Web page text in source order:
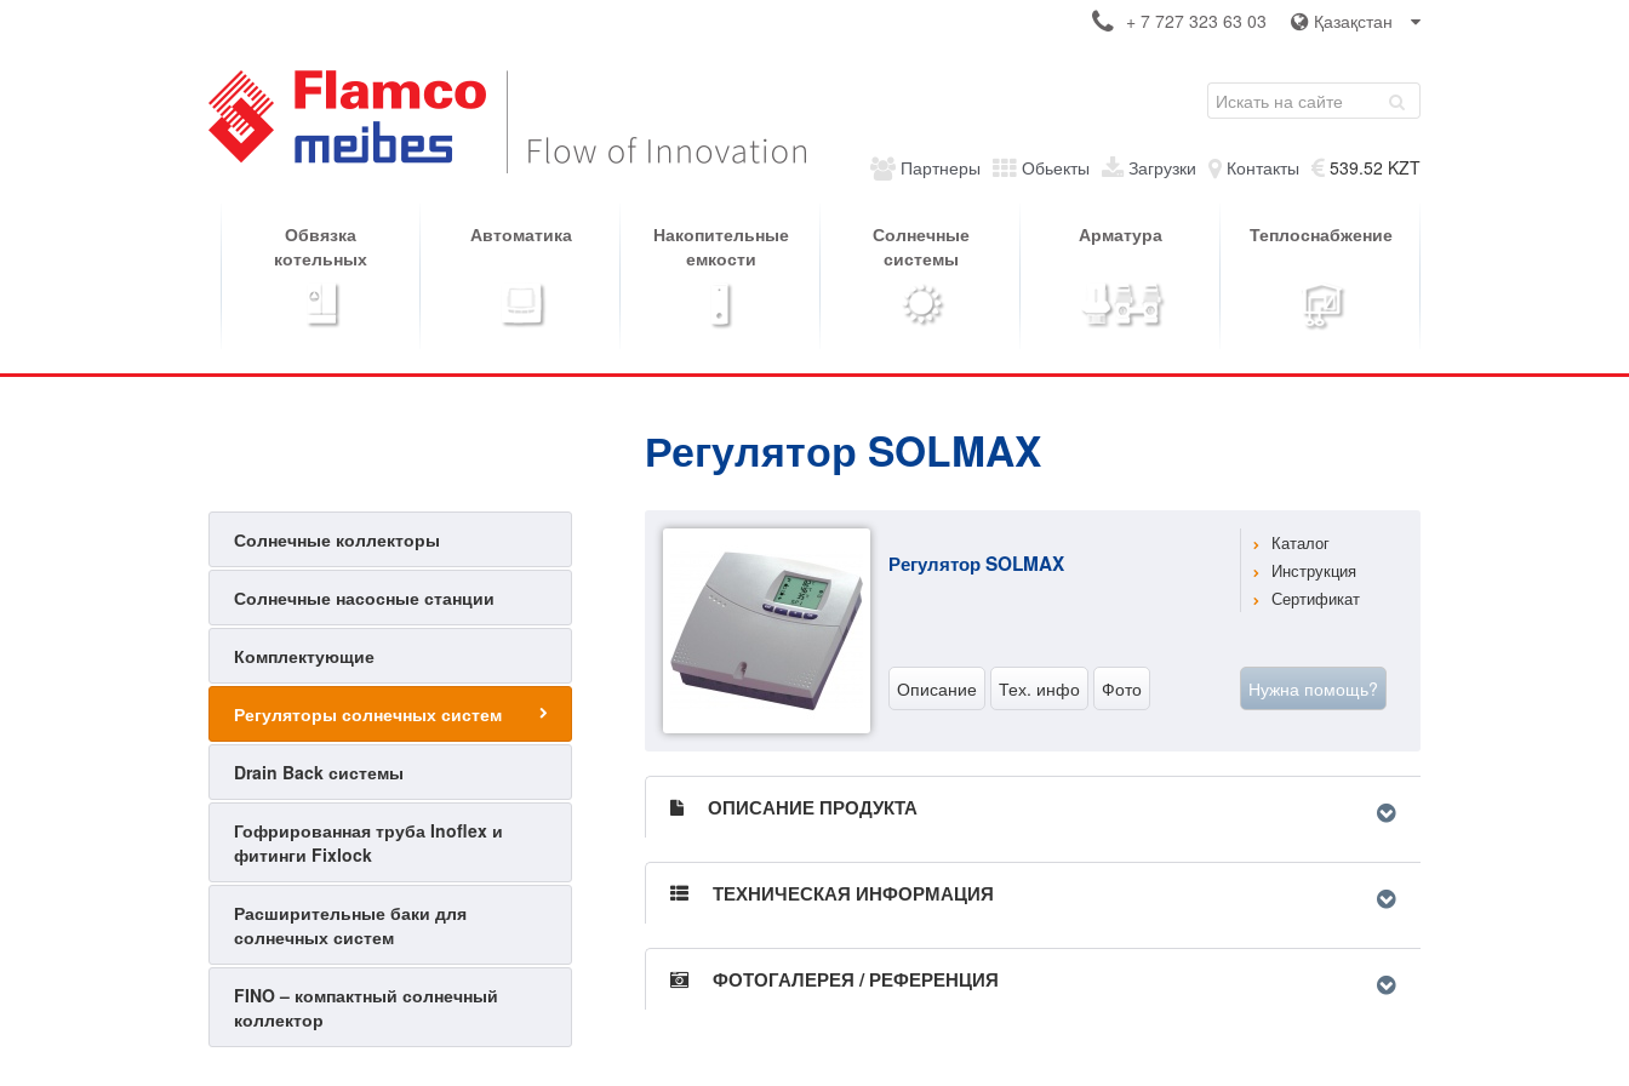
Қазақстан
+ 7 727 323 63 03
Партнеры Обьекты Загрузки Контакты 539.52 KZT
Обвязка
котельных
Автоматика
Накопительные
емкости
Солнечные
системы
Арматура Теплоснабжение
Регулятор SOLMAX
Солнечные коллекторы
Солнечные насосные станции
Комплектующие
Регуляторы солнечных систем
Drain Back системы
Гофрированная труба Inoflex и
фитинги Fixlock
Расширительные баки для
солнечных систем
FINO – компактный солнечный
коллектор
Регулятор SOLMAX
Описание Тех. инфо Фото
Каталог
Инструкция
Сертификат
Нужна помощь?
ОПИСАНИЕ ПРОДУКТА
ТЕХНИЧЕСКАЯ ИНФОРМАЦИЯ
ФОТОГАЛЕРЕЯ / РЕФЕРЕНЦИЯ